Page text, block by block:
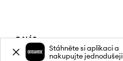
O NÁS
Stáhněte si aplikaci a
nakupujte jednodušeji